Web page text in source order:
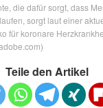
die dafür sorgt, dass
sorgt laut einer
für koronare
Teile den Artikel